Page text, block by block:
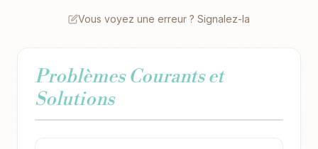
Vous voyez une erreur ? Signalez-la
Problèmes Courants et
Solutions